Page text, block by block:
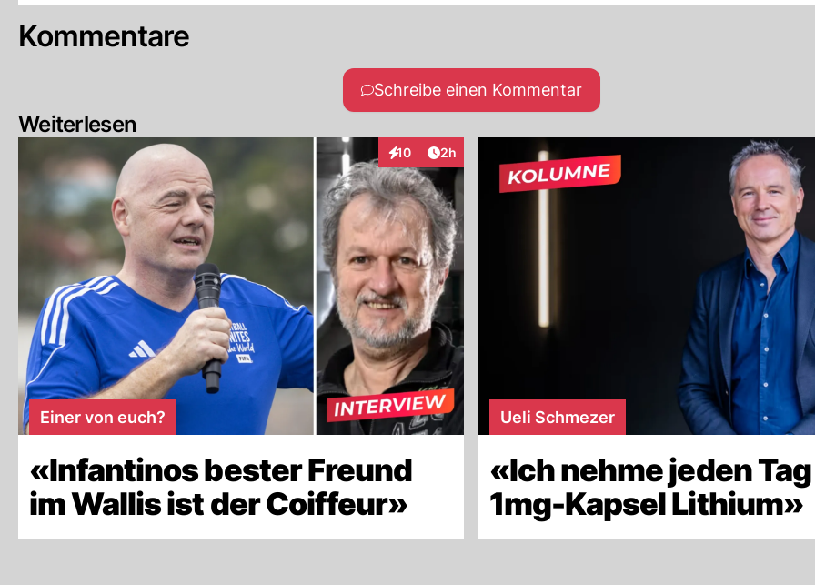
Kommentare
Schreibe einen Kommentar
Weiterlesen
10
InteraktionenArtikel veröffentlicht:
2h
Einer von euch?
«Infantinos bester Freund
im Wallis ist der Coiffeur»
Ueli Schmezer
«Ich nehme jeden
1mg-Kapsel Lithium»